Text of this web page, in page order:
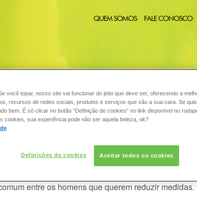
QUEM SOMOS FALE CONOSCO
COLORAÇÃO DESODORANTE PELE
redutores?
adiposo muito mobilizável que pode diminuir
entre os homens que querem reduzir medidas.
você topar, nosso site vai funcionar do jeito que deve ser, oferecendo a
recursos de redes sociais, produtos e serviços que são a sua cara. Se
bem. É só clicar no botão “Definição de cookies” no link disponível no
cookies, sua experiência pode não ser aquela beleza, ok?
Definições de cookies Aceitar todos os cookies